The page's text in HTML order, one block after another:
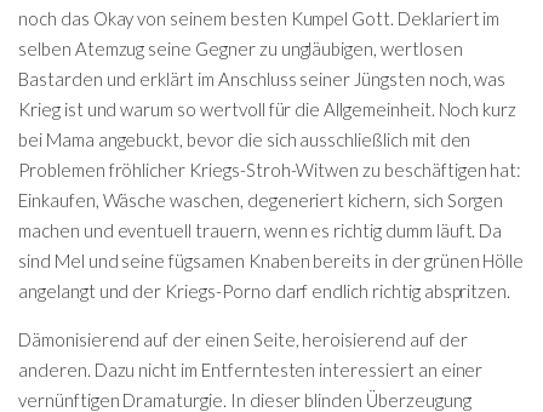
noch das Okay von seinem besten Kumpel Gott. Deklariert im
selben Atemzug seine Gegner zu ungläubigen, wertlosen
Bastarden und erklärt im Anschluss seiner Jüngsten noch, was
Krieg ist und warum so wertvoll für die Allgemeinheit. Noch kurz
bei Mama angebuckt, bevor die sich ausschließlich mit den
Problemen fröhlicher Kriegs-Stroh-Witwen zu beschäftigen hat:
Einkaufen, Wäsche waschen, degeneriert kichern, sich Sorgen
machen und eventuell trauern, wenn es richtig dumm läuft. Da
sind Mel und seine fügsamen Knaben bereits in der grünen Hölle
angelangt und der Kriegs-Porno darf endlich richtig abspritzen.
Dämonisierend auf der einen Seite, heroisierend auf der
anderen. Dazu nicht im Entferntesten interessiert an einer
vernünftigen Dramaturgie. In dieser blinden Überzeugung